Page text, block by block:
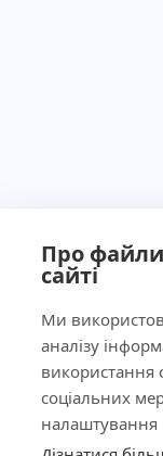
Про
сайті
Ми
аналізу
використання
соціальних
налаштування
Ministry of Health
September 23, 2011
Our Address
КНОПКА